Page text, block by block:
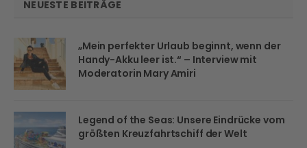
NEUESTE BEITRÄGE
„Mein perfekter Urlaub beginnt, wenn der
Handy-Akku leer ist.“ – Interview mit
Moderatorin Mary Amiri
Legend of the Seas: Unsere Eindrücke vom
größten Kreuzfahrtschiff der Welt